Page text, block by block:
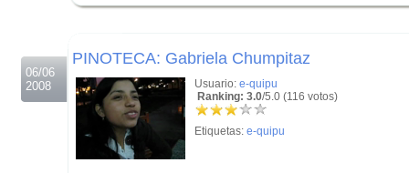
06/06
2008
PINOTECA: Gabriela Chumpitaz
Usuario: e-quipu
Ranking: 3.0/5.0 (116 votos)
Etiquetas: e-quipu